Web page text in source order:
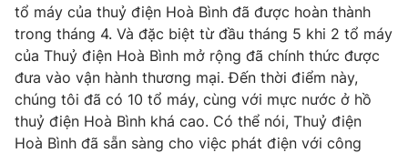
tổ máy của thuỷ điện Hoà Bình đã được hoàn thành
trong tháng 4. Và đặc biệt từ đầu tháng 5 khi 2 tổ máy
của Thuỷ điện Hoà Bình mở rộng đã chính thức được
đưa vào vận hành thương mại. Đến thời điểm này,
chúng tôi đã có 10 tổ máy, cùng với mực nước ở hồ
thuỷ điện Hoà Bình khá cao. Có thể nói, Thuỷ điện
Hoà Bình đã sẵn sàng cho việc phát điện với công